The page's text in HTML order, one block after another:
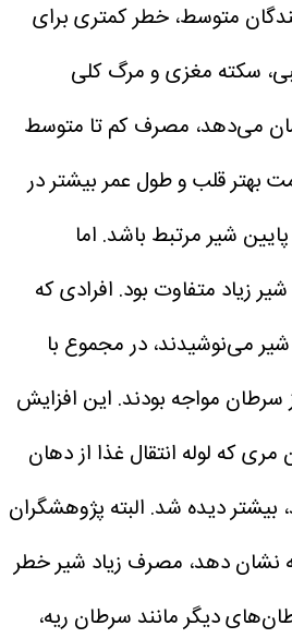
متوسط، خطر کمتری برای
سکته مغزی و مرگ کلی
می‌دهد، مصرف کم تا متوسط
بهتر قلب و طول عمر بیشتر در
شیر مرتبط باشد. اما
زیاد متفاوت بود. افرادی که
می‌نوشیدند، در مجموع با
سرطان مواجه بودند. این افزایش
که لوله انتقال غذا از دهان
بیشتر دیده شد. البته پژوهشگران
نشان دهد، مصرف زیاد شیر خطر
دیگر مانند سرطان ریه،